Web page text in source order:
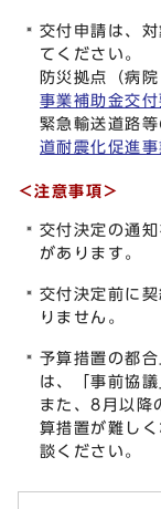
交付申請は、
てください。
防災拠点（病院
事業補助金交付
緊急輸送道路
道耐震化促進事
＜注意事項＞
交付決定の通
があります。
交付決定前に
りません。
予算措置の都
は、「事前協
また、8月以降
算措置が難し
談ください。